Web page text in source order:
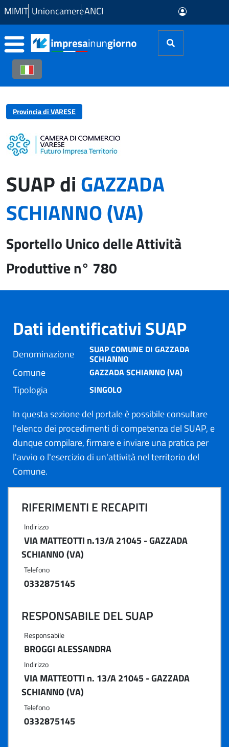
Skip to Main Content
MIMIT UnioncamereANCI
Provincia di VARESE
SUAP diGAZZADA
SCHIANNO (VA)
Sportello Unico delle Attività
Produttive n° 780
Dati identificativi SUAP
Denominazione SUAP COMUNE DI GAZZADA
SCHIANNO
Comune GAZZADA SCHIANNO (VA)
Tipologia SINGOLO
In questa sezione del portale è possibile consultare
l'elenco dei procedimenti di competenza del SUAP, e
dunque compilare, firmare e inviare una pratica per
l'avvio o l'esercizio di un'attività nel territorio del
Comune.
RIFERIMENTI E RECAPITI
Indirizzo
VIA MATTEOTTI n.13/A 21045 - GAZZADA
SCHIANNO (VA)
Telefono
0332875145
RESPONSABILE DEL SUAP
Responsabile
BROGGI ALESSANDRA
Indirizzo
VIA MATTEOTTI n. 13/A 21045 - GAZZADA
SCHIANNO (VA)
Telefono
0332875145